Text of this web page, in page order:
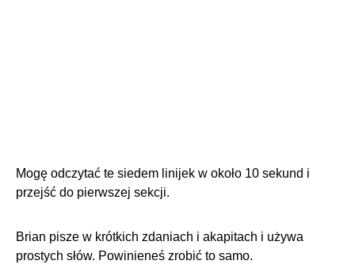
Mogę odczytać te siedem linijek w około 10 sekund i
przejść do pierwszej sekcji.
Brian pisze w krótkich zdaniach i akapitach i używa
prostych słów. Powinieneś zrobić to samo.